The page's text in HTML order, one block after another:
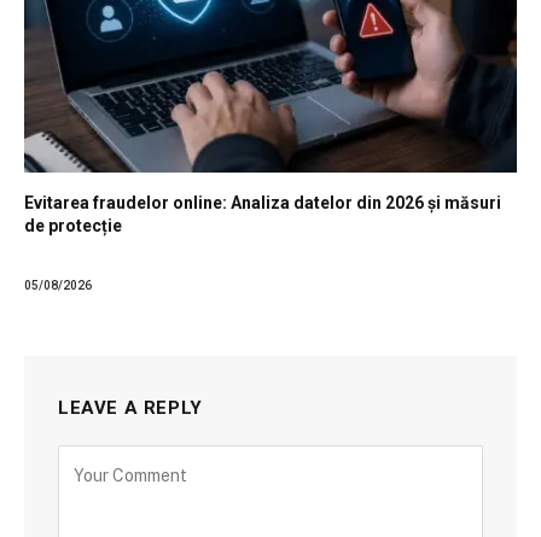
Evitarea fraudelor online: Analiza datelor din 2026 și măsuri
de protecție
05/08/2026
LEAVE A REPLY